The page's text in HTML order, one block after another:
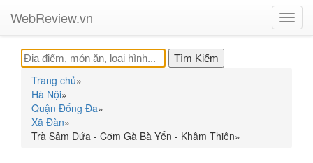
WebReview.vn
Trang chủ»
Hà Nội»
Quận Đống Đa»
Xã Đàn»
Trà Sâm Dứa - Cơm Gà Bà Yến - Khâm Thiên»